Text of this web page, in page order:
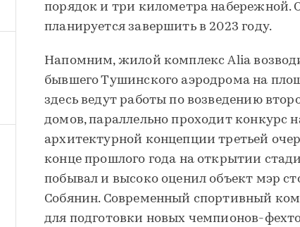
порядок и три километра набережной.
планируется завершить в 2023 году.
Напомним, жилой комплекс Alia
бывшего Тушинского аэродрома на
здесь ведут работы по возведению
домов, параллельно проходит конкурс
архитектурной концепции третьей
конце прошлого года на открытии
побывал и высоко оценил объект мэр
Собянин. Современный спортивный
для подготовки новых чемпионов-